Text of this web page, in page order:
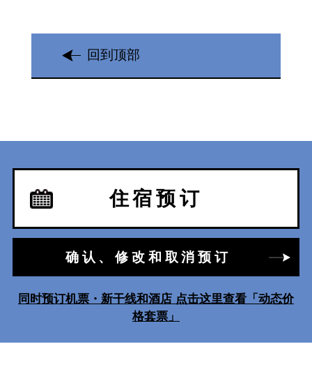
回到顶部
住宿预订
确认、修改和取消预订
同时预订机票・新干线和酒店 点击这里查看「动态价
格套票」